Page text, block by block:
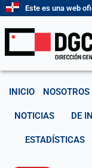
contenido
Este es una web
INICIO NOSOTROS
NOTICIAS DE
ESTADÍSTICAS